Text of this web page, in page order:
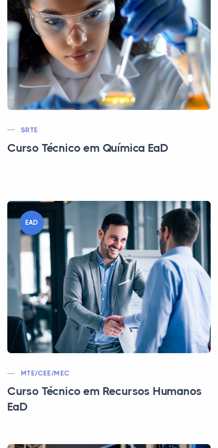
SRTE
Curso Técnico em Química EaD
EAD
MTE/CEE/MEC
Curso Técnico em Recursos Humanos
EaD